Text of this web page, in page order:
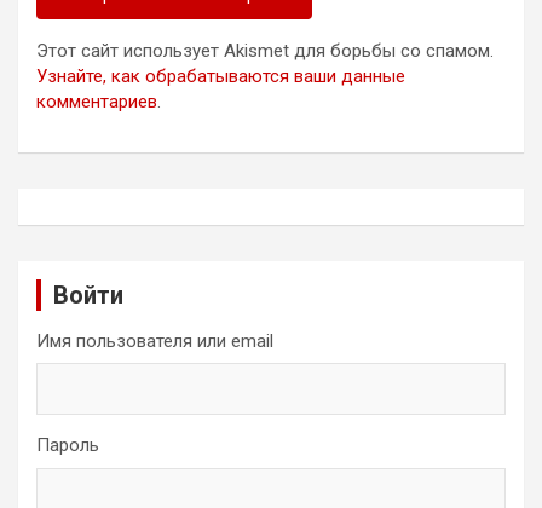
Этот сайт использует Akismet для борьбы со спамом.
Узнайте, как обрабатываются ваши данные
комментариев.
Войти
Имя пользователя или email
Пароль